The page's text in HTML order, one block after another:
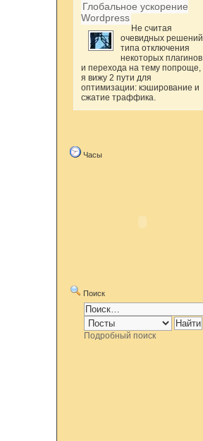
Глобальное ускорение
Wordpress
Не считая
очевидных решений
типа отключения
некоторых плагинов
и перехода на тему попроще,
я вижу 2 пути для
оптимизации: кэширование и
сжатие траффика.
Часы
Поиск
Подробный поиск